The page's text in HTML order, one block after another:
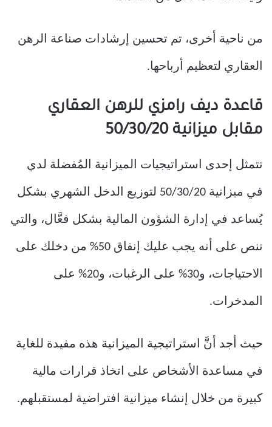
من ناحية أخرى، تم تحسين إرشادات صناعة الرهن
العقاري لتعظيم أرباحها.
قاعدة ديف رامزي للرهن العقاري
مقابل ميزانية 50/30/20
تتمثل إحدى استراتيجيات الميزانية المُفضلة لدي
في ميزانية 50/30/20 لتوزيع الدخل الشهري بشكل
يُساعد في إدارة الشؤون المالية بشكل فعَّال، والتي
تنص على أنه يجب عليك إنفاق 50% من دخلك على
الاحتياجات، و30% على الرغبات، و20% على
المدخرات.
حيث أجد أنَّ استراتيجية الميزانية هذه مفيدة للغاية
في مساعدة الأشخاص على اتخاذ قرارات مالية
كبيرة من خلال إنشاء ميزانية افتراضية لمستقبلهم.